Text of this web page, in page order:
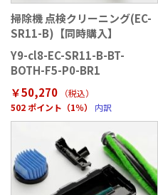
掃除機 点検クリーニング(EC-
SR11-B)【同時購入】
Y9-cl8-EC-SR11-B-BT-
BOTH-F5-P0-BR1
￥50,270
（税込）
502 ポイント（1％）
内訳